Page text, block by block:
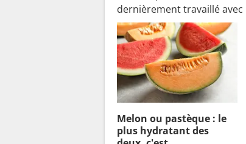
dernièrement travaillé avec
Melon ou pastèque : le
plus hydratant des